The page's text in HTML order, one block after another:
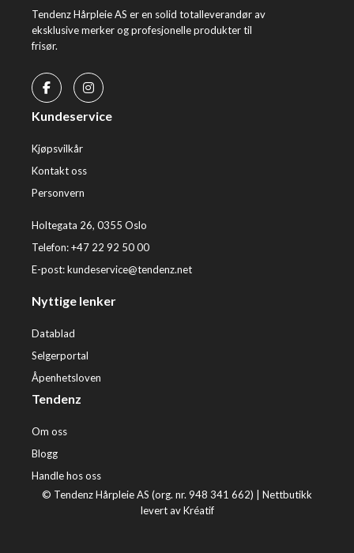
Tendenz Hårpleie AS er en solid totalleverandør av
eksklusive merker og profesjonelle produkter til
frisør.
Kundeservice
Kjøpsvilkår
Kontakt oss
Personvern
Holtegata 26, 0355 Oslo
Telefon: +47 22 92 50 00
E-post:kundeservice@tendenz.net
Nyttige lenker
Datablad
Selgerportal
Åpenhetsloven
Tendenz
Om oss
Blogg
Handle hos oss
© Tendenz Hårpleie AS (org. nr. 948 341 662) | Nettbutikk
levert av Kréatif